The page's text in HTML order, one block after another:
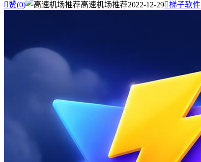
赞(0) 高速机场推荐2022-12-29梯子软件